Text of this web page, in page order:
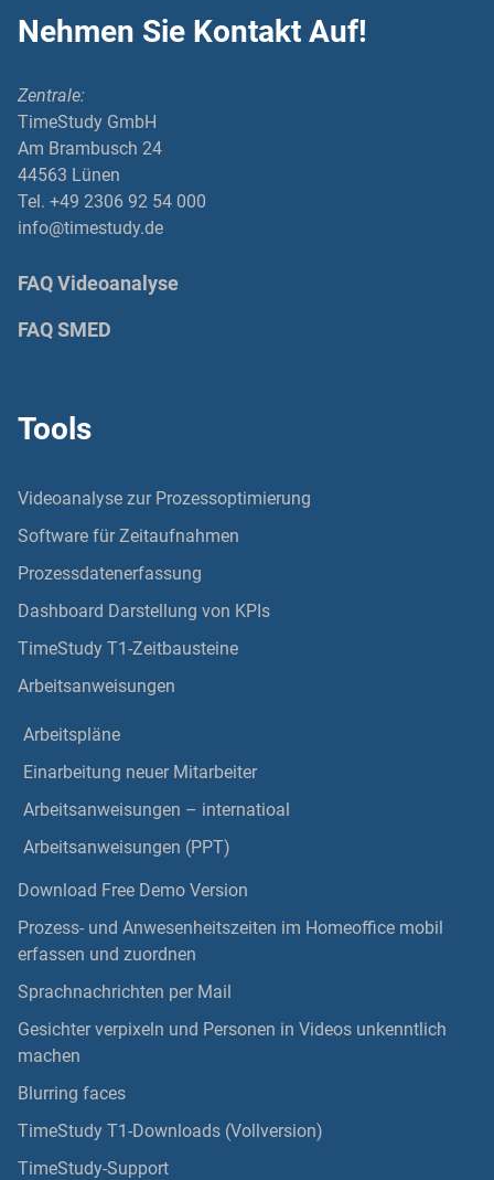
Nehmen Sie Kontakt Auf!
Zentrale:
TimeStudy GmbH
Am Brambusch 24
44563 Lünen
Tel. +49 2306 92 54 000
info@timestudy.de
FAQ Videoanalyse
FAQ SMED
Tools
Videoanalyse zur Prozessoptimierung
Software für Zeitaufnahmen
Prozessdatenerfassung
Dashboard Darstellung von KPIs
TimeStudy T1-Zeitbausteine
Arbeitsanweisungen
Arbeitspläne
Einarbeitung neuer Mitarbeiter
Arbeitsanweisungen – internatioal
Arbeitsanweisungen (PPT)
Download Free Demo Version
Prozess- und Anwesenheitszeiten im Homeoffice mobil
erfassen und zuordnen
Sprachnachrichten per Mail
Gesichter verpixeln und Personen in Videos unkenntlich
machen
Blurring faces
TimeStudy T1-Downloads (Vollversion)
TimeStudy-Support